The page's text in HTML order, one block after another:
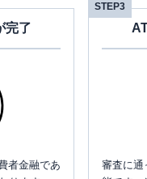
完了
者金融であ
STEP3
審査に通